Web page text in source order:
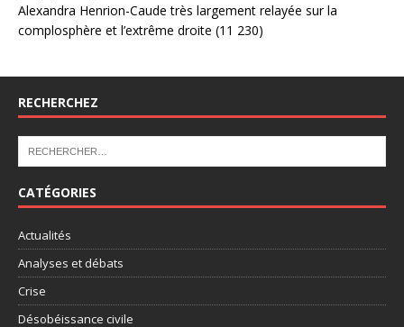
Alexandra Henrion-Caude très largement relayée sur la
complosphère et l’extrême droite (11 230)
RECHERCHEZ
CATÉGORIES
Actualités
Analyses et débats
Crise
Désobéissance civile